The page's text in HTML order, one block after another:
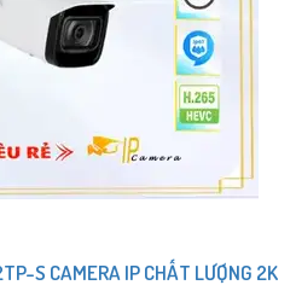
S CAMERA IP CHẤT LƯỢNG 2K